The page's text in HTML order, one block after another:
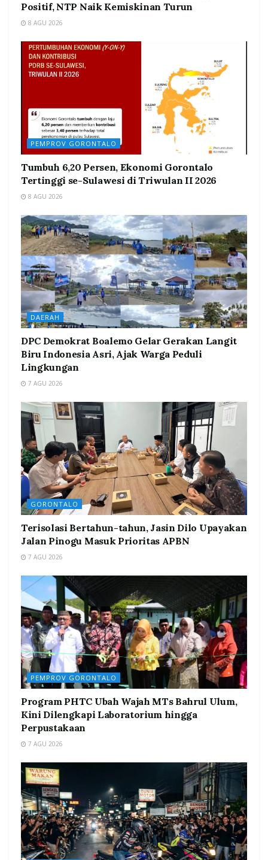
Positif, NTP Naik Kemiskinan Turun
8 AGU 2026
PEMPROV GORONTALO
Tumbuh 6,20 Persen, Ekonomi Gorontalo
Tertinggi se-Sulawesi di Triwulan II 2026
8 AGU 2026
DAERAH
DPC Demokrat Boalemo Gelar Gerakan Langit
Biru Indonesia Asri, Ajak Warga Peduli
Lingkungan
7 AGU 2026
GORONTALO
Terisolasi Bertahun-tahun, Jasin Dilo Upayakan
Jalan Pinogu Masuk Prioritas APBN
7 AGU 2026
PEMPROV GORONTALO
Program PHTC Ubah Wajah MTs Bahrul Ulum,
Kini Dilengkapi Laboratorium hingga
Perpustakaan
7 AGU 2026